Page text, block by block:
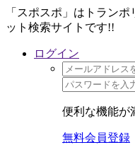
「スポスポ」はトラン
ット検索サイトです!!
ログイン
便利な機能が
無料会員登録